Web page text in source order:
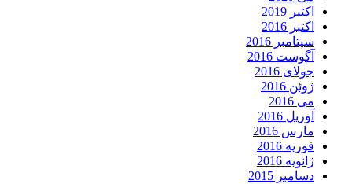
اکتبر 2019
اکتبر 2016
سپتامبر 2016
آگوست 2016
جولای 2016
ژوئن 2016
می 2016
آوریل 2016
مارس 2016
فوریه 2016
ژانویه 2016
دسامبر 2015